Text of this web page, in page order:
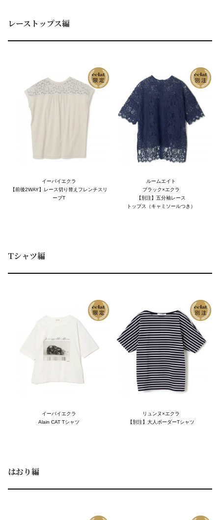
レーストップス編
イーバイエクラ
【前後2WAY】レース切り替えフレンチスリ
ーブT
ルームエイト
ブラック×エクラ
【別注】五分袖レース
トップス（キャミソールつき）
Tシャツ編
イーバイエクラ
Alain CAT Tシャツ
リュンヌ×エクラ
【別注】大人ボーダーTシャツ
はおり編